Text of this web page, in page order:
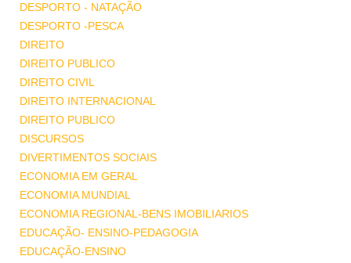
DESPORTO - NATAÇÃO
DESPORTO -PESCA
DIREITO
DIREITO PUBLICO
DIREITO CIVIL
DIREITO INTERNACIONAL
DIREITO PUBLICO
DISCURSOS
DIVERTIMENTOS SOCIAIS
ECONOMIA EM GERAL
ECONOMIA MUNDIAL
ECONOMIA REGIONAL-BENS IMOBILIARIOS
EDUCAÇÃO- ENSINO-PEDAGOGIA
EDUCAÇÃO-ENSINO